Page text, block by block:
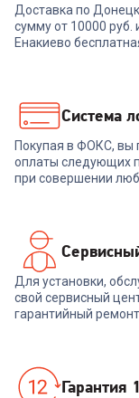
Мультистайлер
3306
899₽
В корзину
Доставка по
сумму от 10000 руб.
Енакиево
Система
Покупая в ФОКС, вы
оплаты следующих
при совершении
Для установки,
свой сервисный
гарантийный ремонт
Гарантия